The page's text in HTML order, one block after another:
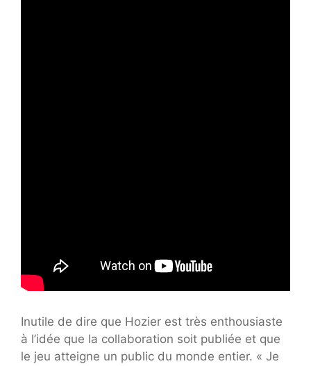
Inutile de dire que Hozier est très enthousiaste
à l’idée que la collaboration soit publiée et que
le jeu atteigne un public du monde entier. « Je